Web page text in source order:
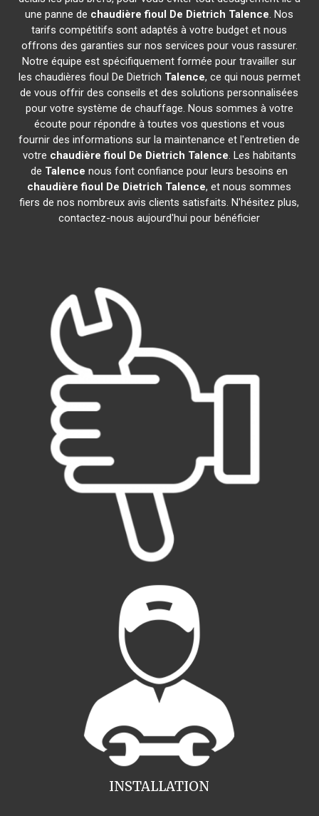
une panne de chaudière fioul De Dietrich Talence. Nos
tarifs compétitifs sont adaptés à votre budget et nous
offrons des garanties sur nos services pour vous rassurer.
Notre équipe est spécifiquement formée pour travailler sur
les chaudières fioul De Dietrich Talence, ce qui nous permet
de vous offrir des conseils et des solutions personnalisées
pour votre système de chauffage. Nous sommes à votre
écoute pour répondre à toutes vos questions et vous
fournir des informations sur la maintenance et l'entretien de
votre chaudière fioul De Dietrich Talence. Les habitants
de Talence nous font confiance pour leurs besoins en
chaudière fioul De Dietrich Talence, et nous sommes
fiers de nos nombreux avis clients satisfaits. N'hésitez plus,
contactez-nous aujourd'hui pour bénéficier
INSTALLATION